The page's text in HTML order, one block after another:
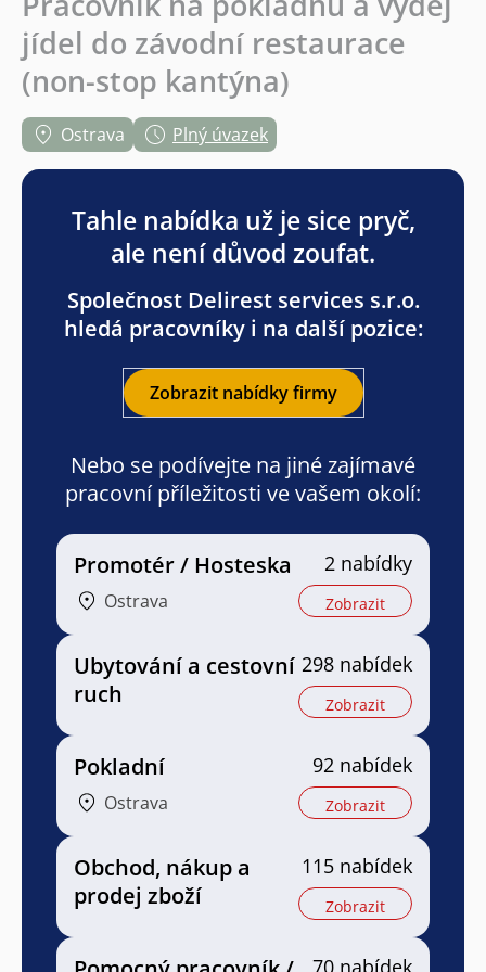
jídel do závodní restaurace
(non-stop kantýna)
Ostrava Plný úvazek
Tahle nabídka už je sice pryč,
ale není důvod zoufat.
Společnost Delirest services s.r.o.
hledá pracovníky i na další pozice:
Zobrazit nabídky firmy
Nebo se podívejte na jiné zajímavé
pracovní příležitosti ve vašem okolí:
Promotér / Hosteska
Ostrava
2 nabídky
Zobrazit
Ubytování a cestovní
ruch
298 nabídek
Zobrazit
Pokladní
Ostrava
92 nabídek
Zobrazit
Obchod, nákup a
prodej zboží
115 nabídek
Zobrazit